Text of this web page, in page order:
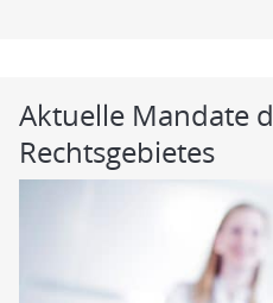
Aktuelle Mandate
Rechtsgebietes